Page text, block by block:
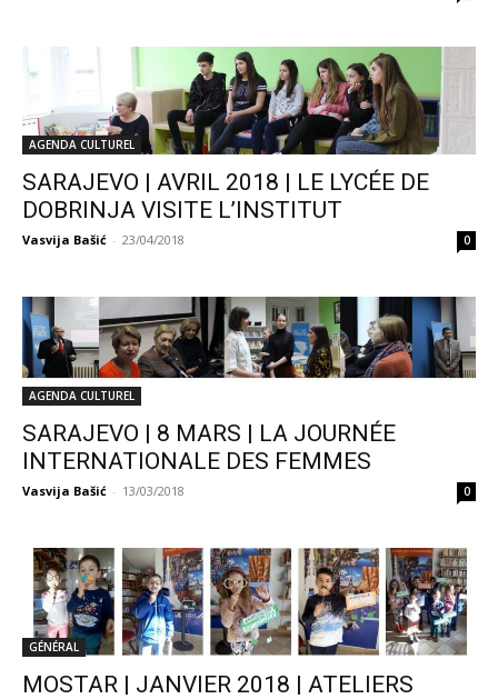
AGENDA CULTUREL
SARAJEVO | AVRIL 2018 | LE LYCÉE DE
DOBRINJA VISITE L’INSTITUT
Vasvija Bašić - 23/04/2018 0
AGENDA CULTUREL
SARAJEVO | 8 MARS | LA JOURNÉE
INTERNATIONALE DES FEMMES
Vasvija Bašić - 13/03/2018 0
GÉNÉRAL
MOSTAR | JANVIER 2018 | ATELIERS